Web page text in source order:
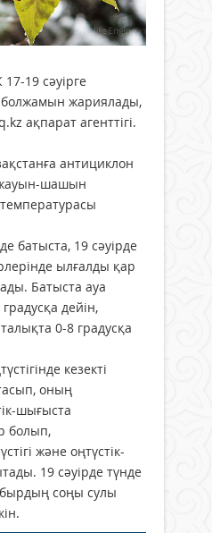
19 сәуірге
жариялады,
ақпарат агенттігі.
антициклон
шашын
батыста, 19 сәуірде
ылғалды қар
Батыста ауа
дейін,
0-8 градусқа
кезекті
оның
шығыста
болып,
және оңтүстік-
19 сәуірде түнде
соңы сулы